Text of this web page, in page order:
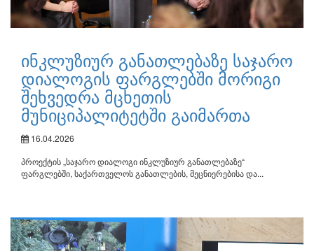
ინკლუზიურ განათლებაზე საჯარო
დიალოგის ფარგლებში მორიგი
შეხვედრა მცხეთის
მუნიციპალიტეტში გაიმართა
16.04.2026
პროექტის „საჯარო დიალოგი ინკლუზიურ განათლებაზე“
ფარგლებში, საქართველოს განათლების, მეცნიერებისა და...